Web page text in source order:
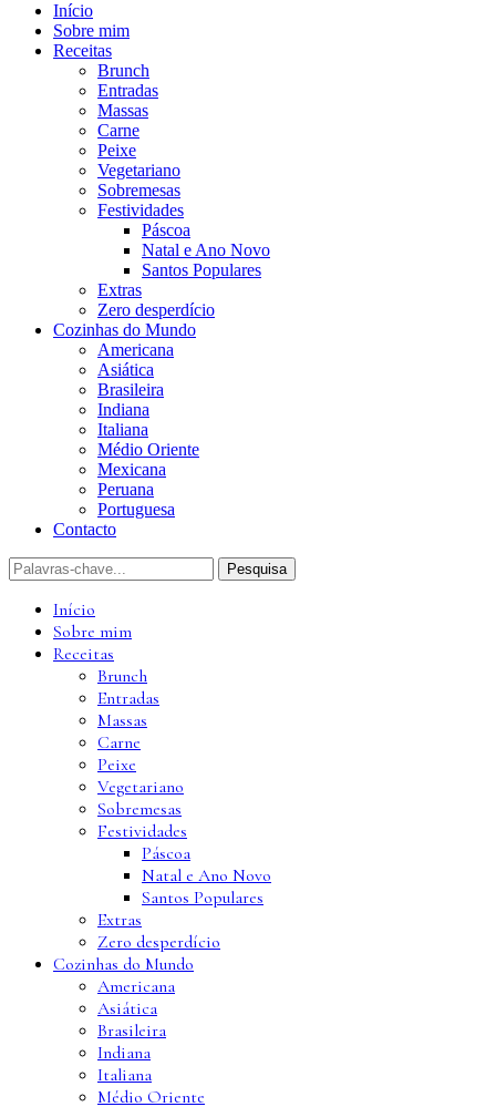
Início
Sobre mim
Receitas
Brunch
Entradas
Massas
Carne
Peixe
Vegetariano
Sobremesas
Festividades
Páscoa
Natal e Ano Novo
Santos Populares
Extras
Zero desperdício
Cozinhas do Mundo
Americana
Asiática
Brasileira
Indiana
Italiana
Médio Oriente
Mexicana
Peruana
Portuguesa
Contacto
Início
Sobre mim
Receitas
Brunch
Entradas
Massas
Carne
Peixe
Vegetariano
Sobremesas
Festividades
Páscoa
Natal e Ano Novo
Santos Populares
Extras
Zero desperdício
Cozinhas do Mundo
Americana
Asiática
Brasileira
Indiana
Italiana
Médio Oriente